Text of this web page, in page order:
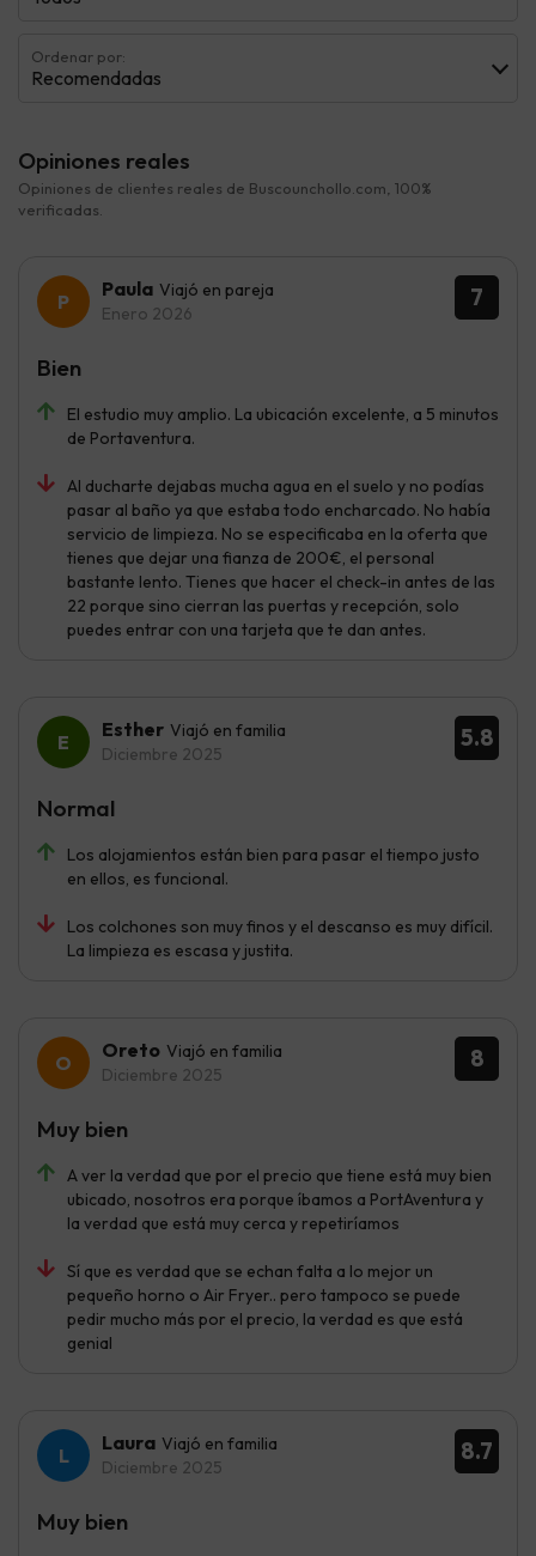
Ordenar por:
Recomendadas
Opiniones reales
Opiniones de clientes reales de Buscounchollo.com, 100%
verificadas.
7
Paula Viajó en pareja
Enero 2026
El estudio muy amplio. La ubicación excelente, a 5 minutos
de Portaventura.
Al ducharte dejabas mucha agua en el suelo y no podías
pasar al baño ya que estaba todo encharcado. No había
servicio de limpieza. No se especificaba en la oferta que
tienes que dejar una fianza de 200€, el personal
bastante lento. Tienes que hacer el check-in antes de las
22 porque sino cierran las puertas y recepción, solo
puedes entrar con una tarjeta que te dan antes.
Bien
5.8
Esther Viajó en familia
Diciembre 2025
Los alojamientos están bien para pasar el tiempo justo
en ellos, es funcional.
Los colchones son muy finos y el descanso es muy difícil.
La limpieza es escasa y justita.
Normal
8
Oreto Viajó en familia
Diciembre 2025
A ver la verdad que por el precio que tiene está muy bien
ubicado, nosotros era porque íbamos a PortAventura y
la verdad que está muy cerca y repetiríamos
Sí que es verdad que se echan falta a lo mejor un
pequeño horno o Air Fryer.. pero tampoco se puede
pedir mucho más por el precio, la verdad es que está
genial
Muy bien
8.7
Laura Viajó en familia
Diciembre 2025
Muy bien